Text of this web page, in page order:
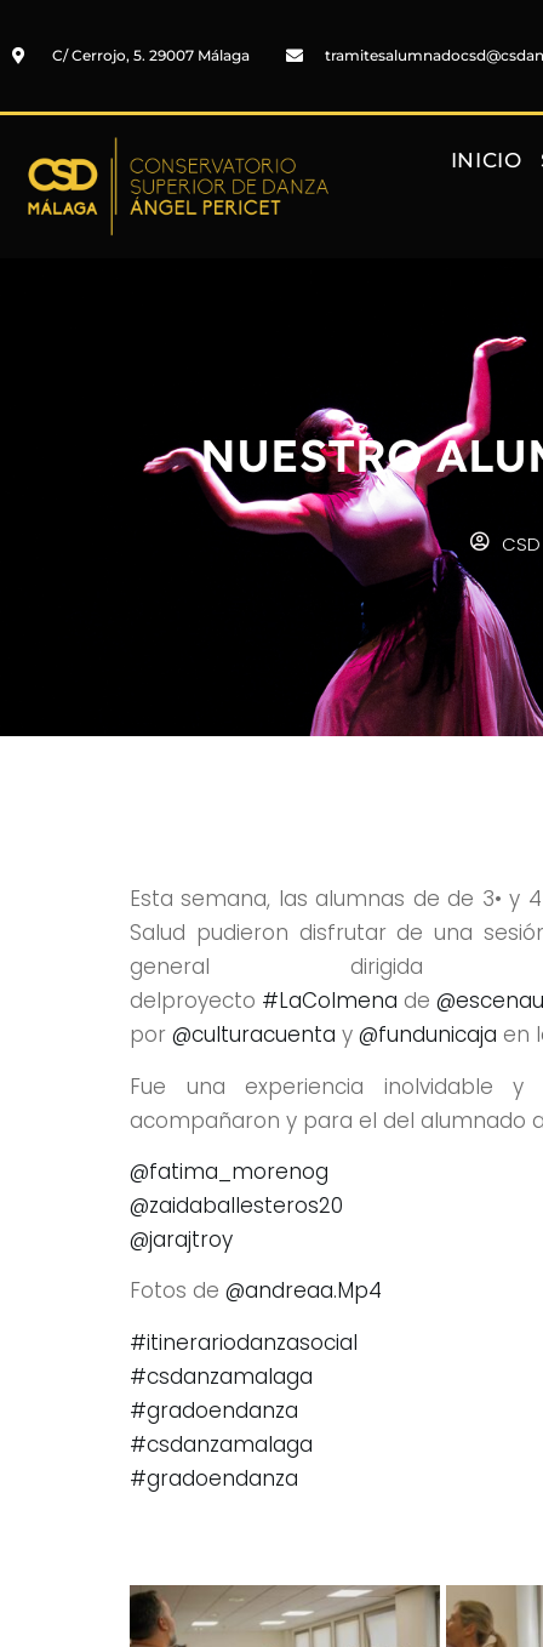
C/ Cerrojo, 5. 29007 Málaga
INICIO
NUESTRO
Esta semana, las alumnas de de 3• y
Salud pudieron disfrutar de una
general
delproyecto #LaColmena de
por @culturacuenta y @fundunicaja en
Fue una experiencia inolvidable
acompañaron y para el del alumnado
@fatima_morenog
@zaidaballesteros20
@jarajtroy
Fotos de @andreaa.Mp4
#itinerariodanzasocial
#csdanzamalaga
#gradoendanza
#csdanzamalaga
#gradoendanza